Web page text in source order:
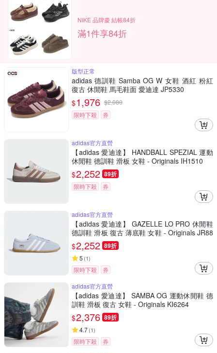
NIKE 品牌慶 結帳84折
滿1件享84折
版型正常
adidas 德訓鞋 Samba OG W 女鞋 酒紅 粉紅
復古 休閒鞋 馬毛鞋面 愛迪達 JP5330
$1,976 $2,080
限時下殺
券
adidas官方直營
【adidas 愛迪達】 HANDBALL SPEZIAL 運動
休閒鞋 德訓鞋 滑板 女鞋 - Originals IH1510
$2,252 89折
限時下殺 券
adidas官方直營
【adidas 愛迪達】 GAZELLE LO PRO 休閒鞋
德訓鞋 滑板 復古 薄底鞋 女鞋 - Originals JR88
93
$2,252 89折
5 (1)
限時下殺
券
adidas官方直營
【adidas 愛迪達】 SAMBA OG 運動休閒鞋 德
訓鞋 滑板 復古 女鞋 - Originals KI6264
$2,376 89折
4.7(1)
限時下殺
券